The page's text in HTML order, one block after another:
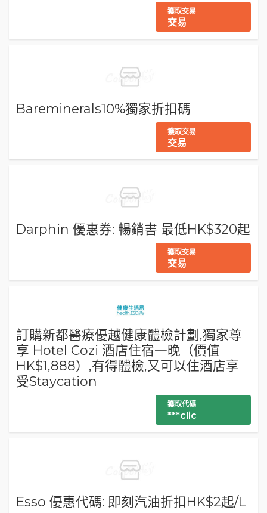
獲取交易
交易
Bareminerals10%獨家折扣碼
獲取交易
交易
Darphin 優惠券: 暢銷書 最低HK$320起
獲取交易
交易
訂購新都醫療優越健康體檢計劃,獨家尊
享 Hotel Cozi 酒店住宿一晚（價值
HK$1,888）,有得體檢,又可以住酒店享
受Staycation
獲取代碼
***clic
Esso 優惠代碼: 即刻汽油折扣HK$2起/L